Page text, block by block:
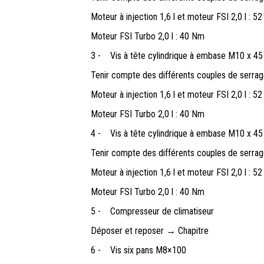
Moteur à injection 1,6 l et moteur FSI 2,0 l :
Moteur FSI Turbo 2,0 l : 40 Nm
3 -
Vis à tête cylindrique à embase M10 x 45
Tenir compte des différents couples de
Moteur à injection 1,6 l et moteur FSI 2,0 l :
Moteur FSI Turbo 2,0 l : 40 Nm
4 -
Vis à tête cylindrique à embase M10 x 45
Tenir compte des différents couples de
Moteur à injection 1,6 l et moteur FSI 2,0 l :
Moteur FSI Turbo 2,0 l : 40 Nm
5 -
Compresseur de climatiseur
Déposer et reposer → Chapitre
6 -
Vis six pans M8×100